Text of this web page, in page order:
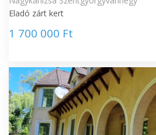
Eladó zárt kert
1 700 000 Ft